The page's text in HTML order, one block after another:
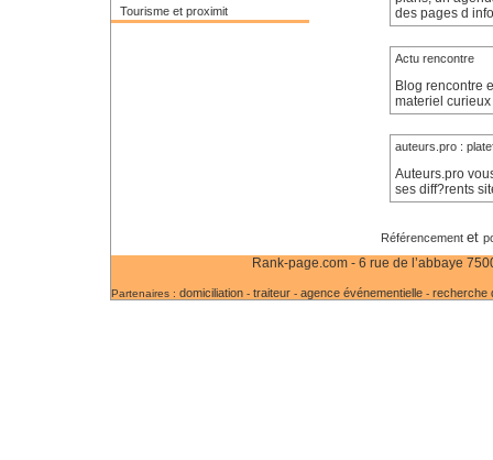
Tourisme et proximit
des pages d
Actu rencontre
Blog rencontre
materiel
auteurs.pro :
Auteurs.pro
ses diff?rents
Référencement et
Rank-page.com - 6 rue de l’abbaye
Partenaires : domiciliation - traiteur - agence événementielle - recherche